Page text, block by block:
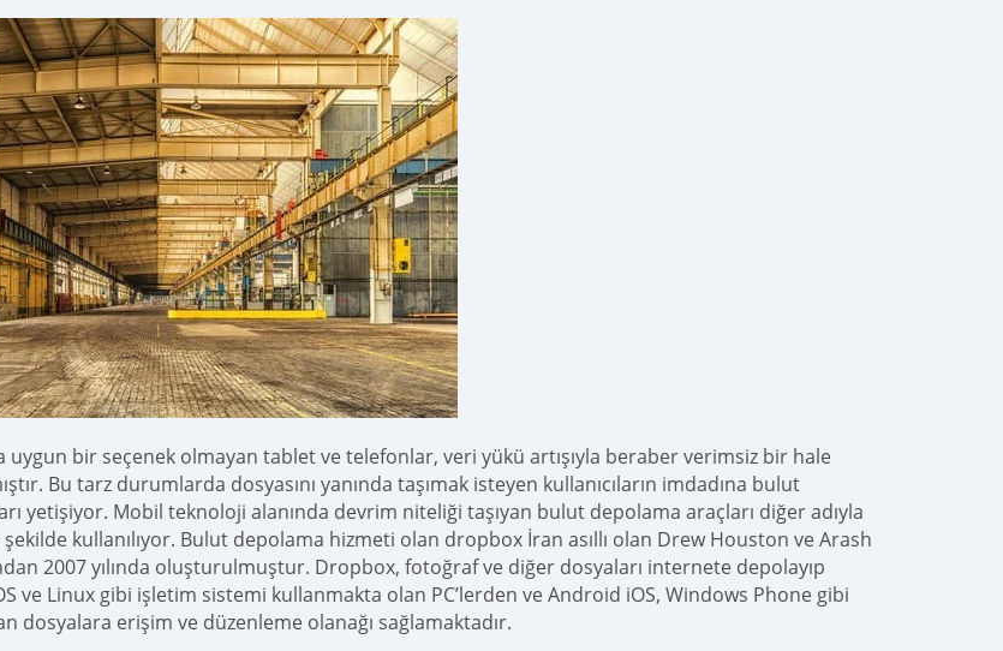
uygun bir seçenek olmayan tablet ve telefonlar, veri yükü artışıyla beraber verimsiz bir hale
Bu tarz durumlarda dosyasını yanında taşımak isteyen kullanıcıların imdadına bulut
yetişiyor. Mobil teknoloji alanında devrim niteliği taşıyan bulut depolama araçları diğer adıyla
kullanılıyor. Bulut depolama hizmeti olan dropbox İran asıllı olan Drew Houston ve Arash
2007 yılında oluşturulmuştur. Dropbox, fotoğraf ve diğer dosyaları internete depolayıp
ve Linux gibi işletim sistemi kullanmakta olan PC’lerden ve Android iOS, Windows Phone gibi
dosyalara erişim ve düzenleme olanağı sağlamaktadır.